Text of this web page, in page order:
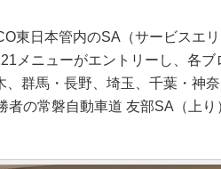
東日本管内のSA（サービスエ
メニューがエントリーし、各
、群馬・長野、埼玉、千葉・神
者の常磐自動車道 友部SA（上り